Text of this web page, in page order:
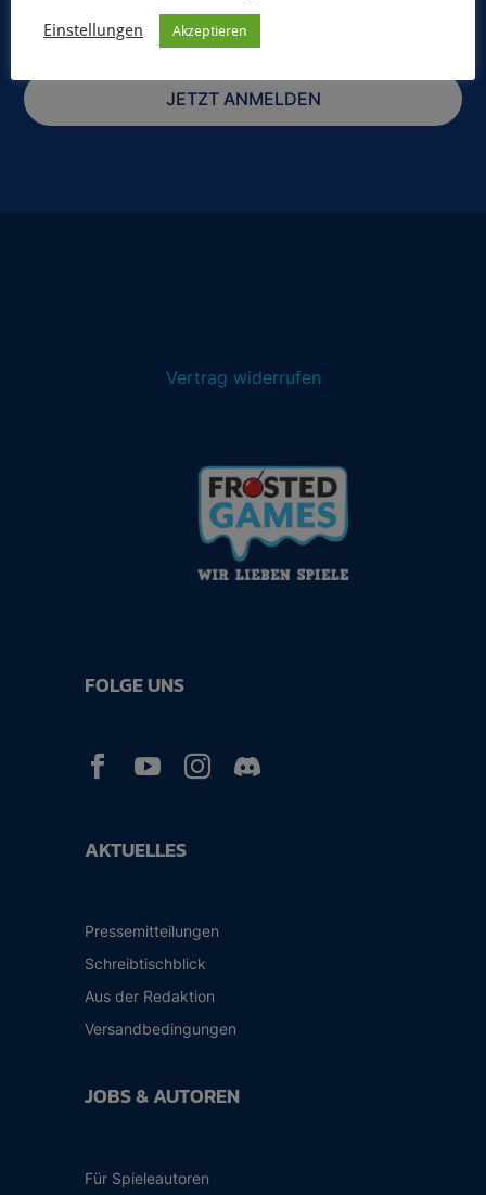
JETZT ANMELDEN
Vertrag widerrufen
AKTUELLES
Pressemitteilungen
Schreibtischblick
Aus der Redaktion
Versandbedingungen
JOBS & AUTOREN
Für Spieleautoren
FOLGE UNS
  
Einstellungen Akzeptieren